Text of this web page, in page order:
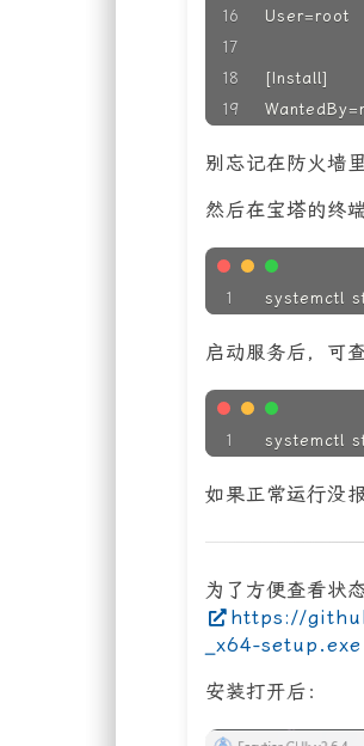
User=root
[Install]
别忘记在防火墙
然后在宝塔的终
systemctl
启动服务后，可
systemctl
如果正常运行没
为了方便查看状
https://
_x64-setup.exe
安装打开后：